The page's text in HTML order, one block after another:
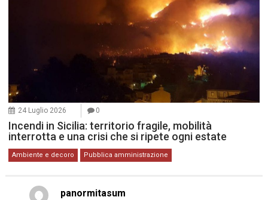
24 Luglio 2026 0
Incendi in Sicilia: territorio fragile, mobilità
interrotta e una crisi che si ripete ogni estate
Ambiente e decoro Pubblica amministrazione
panormitasum